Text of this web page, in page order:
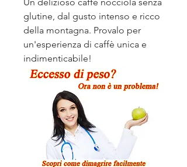
glutine, dal gusto intenso e ricco
della montagna. Provalo per
un'esperienza di caffè unica e
indimenticabile!